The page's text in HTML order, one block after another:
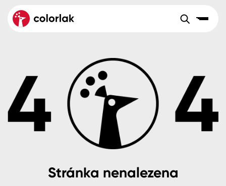
Velkoobchod Sortiment
Aktuality
Reference
O společnosti
Dřevo
Beton, asfalt, minerální podklady
Plast, sklo, keramika
Colorlak Dekor
Colorlak Profi
Colorlak Pta
Stránka nenalezena